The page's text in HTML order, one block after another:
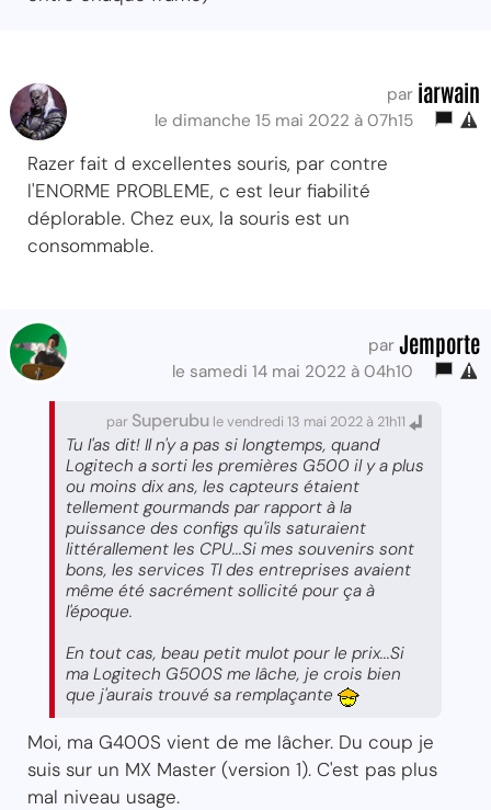
par iarwain
le dimanche 15 mai 2022 à 07h15
Razer fait d excellentes souris, par contre
l'ENORME PROBLEME, c est leur fiabilité
déplorable. Chez eux, la souris est un
consommable.
par Jemporte
le samedi 14 mai 2022 à 04h10
par Superubu le vendredi 13 mai 2022 à 21h11
Tu l'as dit! Il n'y a pas si longtemps, quand
Logitech a sorti les premières G500 il y a plus
ou moins dix ans, les capteurs étaient
tellement gourmands par rapport à la
puissance des configs qu'ils saturaient
littérallement les CPU...Si mes souvenirs sont
bons, les services TI des entreprises avaient
même été sacrément sollicité pour ça à
l'époque.
En tout cas, beau petit mulot pour le prix...Si
ma Logitech G500S me lâche, je crois bien
que j'aurais trouvé sa remplaçante
Moi, ma G400S vient de me lâcher. Du coup je
suis sur un MX Master (version 1). C'est pas plus
mal niveau usage.